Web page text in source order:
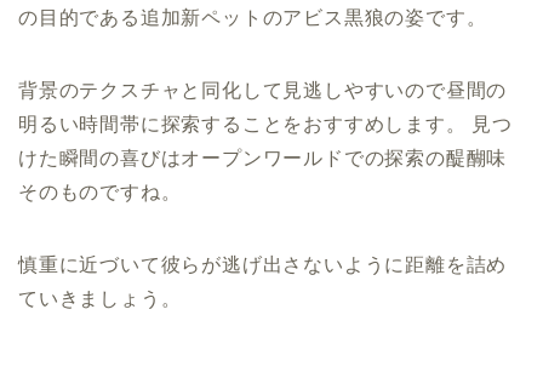
の目的である追加新ペットのアビス黒狼の姿です。
背景のテクスチャと同化して見逃しやすいので昼間の
明るい時間帯に探索することをおすすめします。 見つ
けた瞬間の喜びはオープンワールドでの探索の醍醐味
そのものですね。
慎重に近づいて彼らが逃げ出さないように距離を詰め
ていきましょう。